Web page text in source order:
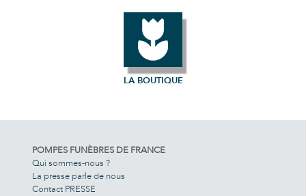
LA BOUTIQUE
POMPES FUNÈBRES DE FRANCE
Qui sommes-nous ?
La presse parle de nous
Contact PRESSE